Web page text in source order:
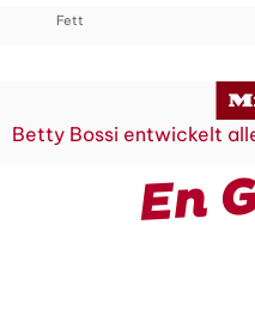
Fett
Betty Bossi entwickelt
En